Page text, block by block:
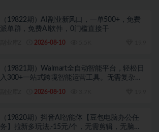
（19822期）AI副业新风口，一单500+，免费
派单群，免费AI软件，0门槛直接干
2026-08-10
（19821期）Walmart全自动智能平台，轻松日
入300+一站式跨境智能运营工具。无需复杂实
2026-08-10
（19820期）抖音AI智能体【豆包电脑办公任
务】拉新多玩法,-15元/个，无需剪辑，无脑收